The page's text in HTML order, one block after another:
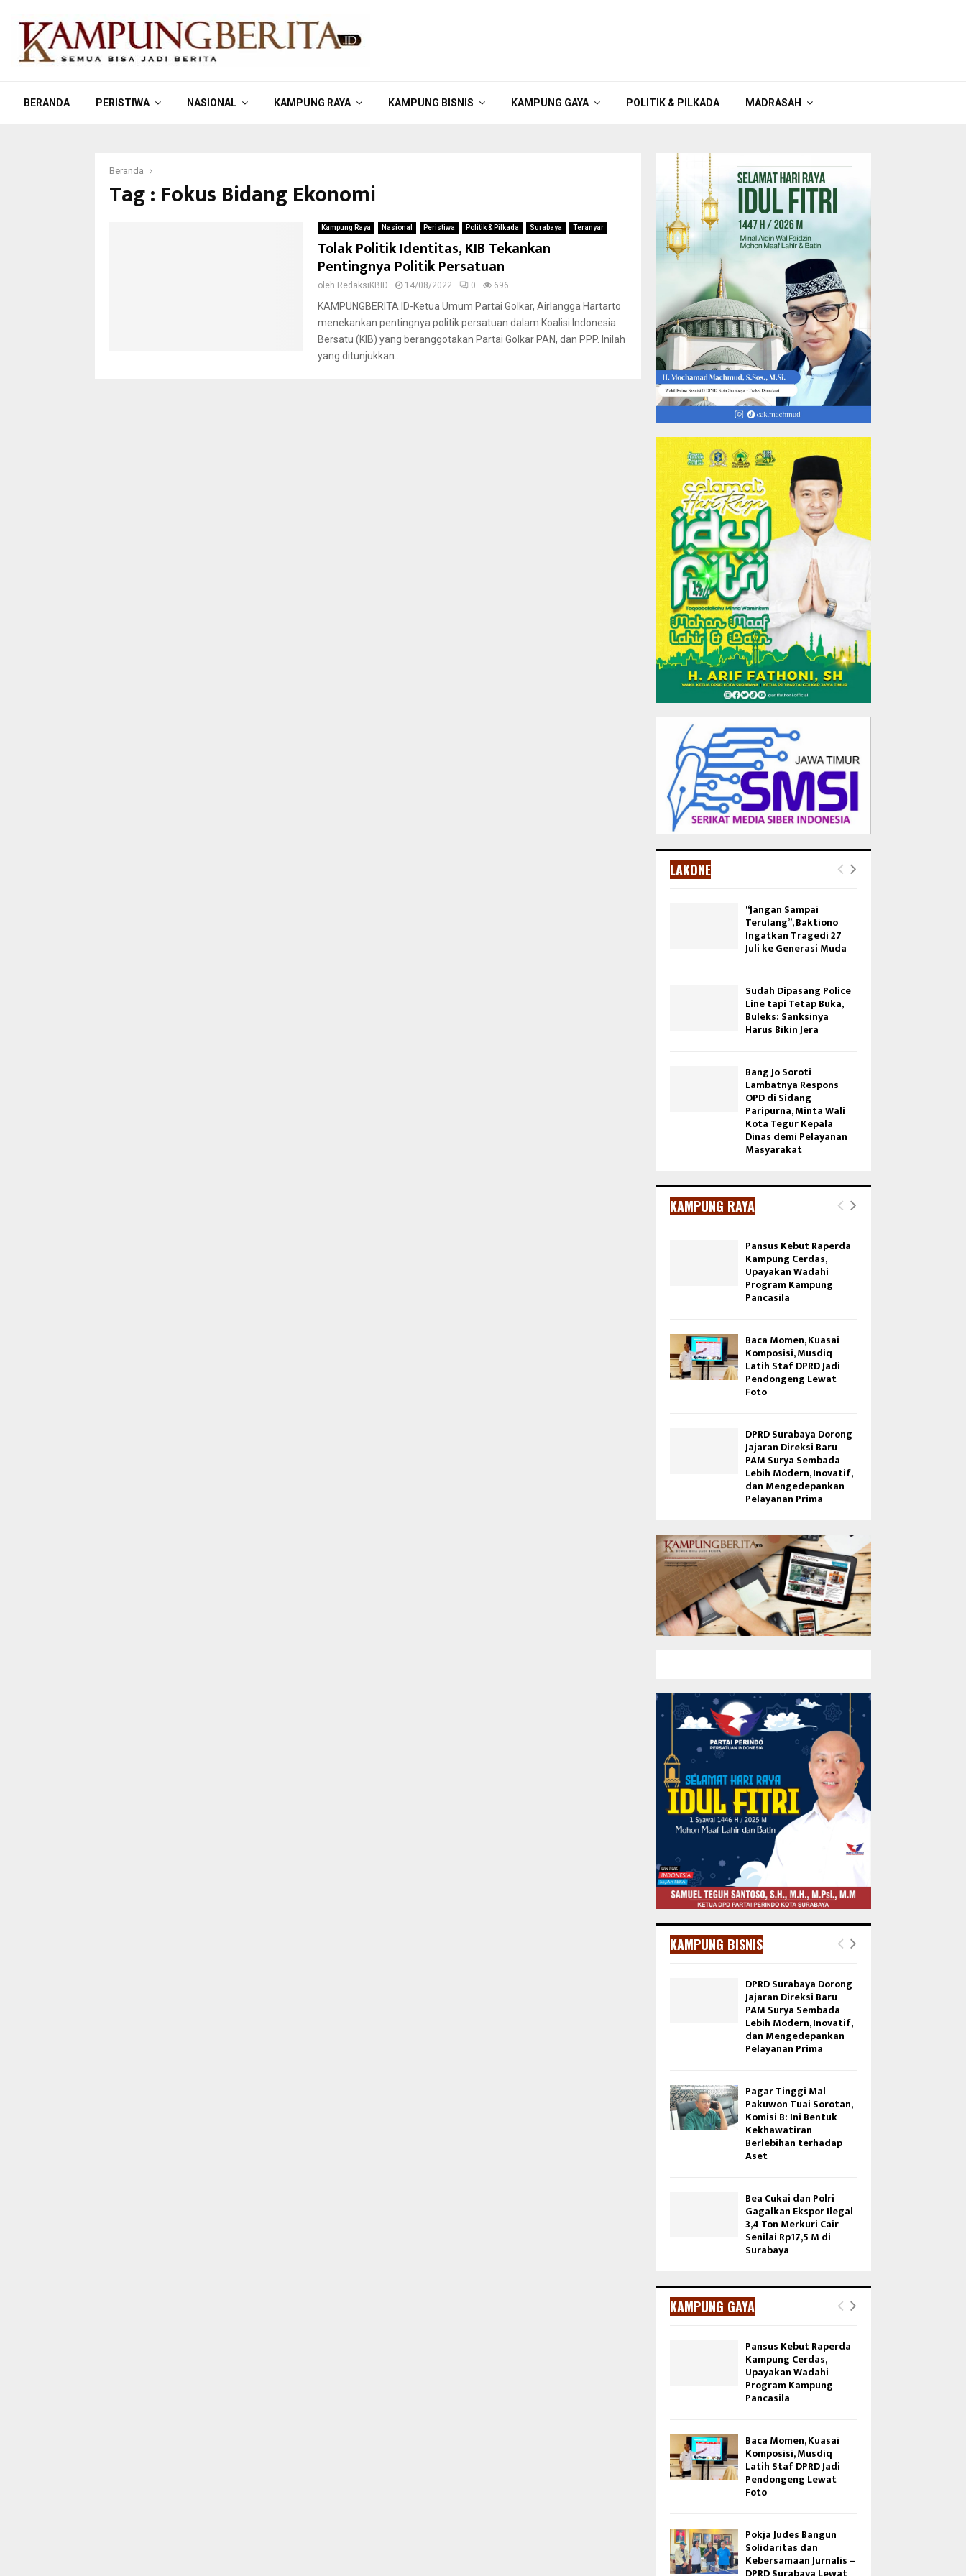
BERANDA PERISTIWA NASIONAL KAMPUNG RAYA KAMPUNG BISNIS KAMPUNG GAYA POLITIK & PILKADA MADRASAH
Beranda
Tag : Fokus Bidang Ekonomi
Kampung Raya Nasional Peristiwa Politik & Pilkada Surabaya Teranyar
Tolak Politik Identitas, KIB Tekankan
Pentingnya Politik Persatuan
oleh RedaksiKBID 14/08/2022 0 696
KAMPUNGBERITA.ID-Ketua Umum Partai Golkar, Airlangga Hartarto
menekankan pentingnya politik persatuan dalam Koalisi Indonesia
Bersatu (KIB) yang beranggotakan Partai Golkar PAN, dan PPP. Inilah
yang ditunjukkan...
LAKONE
“Jangan Sampai
Terulang”, Baktiono
Ingatkan Tragedi 27
Juli ke Generasi Muda
Sudah Dipasang Police
Line tapi Tetap Buka,
Buleks: Sanksinya
Harus Bikin Jera
Bang Jo Soroti
Lambatnya Respons
OPD di Sidang
Paripurna, Minta Wali
Kota Tegur Kepala
Dinas demi Pelayanan
Masyarakat
KAMPUNG RAYA
Pansus Kebut Raperda
Kampung Cerdas,
Upayakan Wadahi
Program Kampung
Pancasila
Baca Momen, Kuasai
Komposisi, Musdiq
Latih Staf DPRD Jadi
Pendongeng Lewat
Foto
DPRD Surabaya Dorong
Jajaran Direksi Baru
PAM Surya Sembada
Lebih Modern, Inovatif,
dan Mengedepankan
Pelayanan Prima
KAMPUNG BISNIS
DPRD Surabaya Dorong
Jajaran Direksi Baru
PAM Surya Sembada
Lebih Modern, Inovatif,
dan Mengedepankan
Pelayanan Prima
Pagar Tinggi Mal
Pakuwon Tuai Sorotan,
Komisi B: Ini Bentuk
Kekhawatiran
Berlebihan terhadap
Aset
Bea Cukai dan Polri
Gagalkan Ekspor Ilegal
3,4 Ton Merkuri Cair
Senilai Rp17,5 M di
Surabaya
KAMPUNG GAYA
Pansus Kebut Raperda
Kampung Cerdas,
Upayakan Wadahi
Program Kampung
Pancasila
Baca Momen, Kuasai
Komposisi, Musdiq
Latih Staf DPRD Jadi
Pendongeng Lewat
Foto
Pokja Judes Bangun
Solidaritas dan
Kebersamaan Jurnalis –